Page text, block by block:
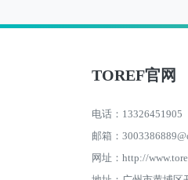
TOREF官网
电话：13326451905
邮箱：
网址：http://